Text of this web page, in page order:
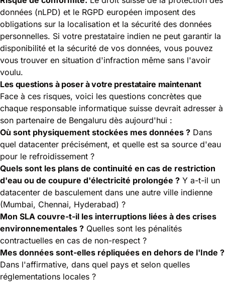
données (nLPD) et le RGPD européen imposent des
obligations sur la localisation et la sécurité des données
personnelles. Si votre prestataire indien ne peut garantir la
disponibilité et la sécurité de vos données, vous pouvez
vous trouver en situation d'infraction même sans l'avoir
voulu.
Les questions à poser à votre prestataire maintenant
Face à ces risques, voici les questions concrètes que
chaque responsable informatique suisse devrait adresser à
son partenaire de Bengaluru dès aujourd'hui :
Où sont physiquement stockées mes données ? Dans
quel datacenter précisément, et quelle est sa source d'eau
pour le refroidissement ?
Quels sont les plans de continuité en cas de restriction
d'eau ou de coupure d'électricité prolongée ? Y a-t-il un
datacenter de basculement dans une autre ville indienne
(Mumbai, Chennai, Hyderabad) ?
Mon SLA couvre-t-il les interruptions liées à des crises
environnementales ? Quelles sont les pénalités
contractuelles en cas de non-respect ?
Mes données sont-elles répliquées en dehors de l'Inde ?
Dans l'affirmative, dans quel pays et selon quelles
réglementations locales ?